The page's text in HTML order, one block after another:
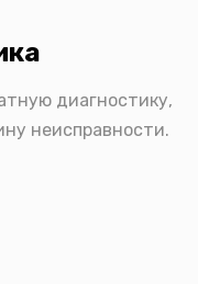
диагностику,
неисправности.